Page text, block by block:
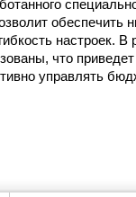
обеспечить
настроек. В
что приведет
управлять